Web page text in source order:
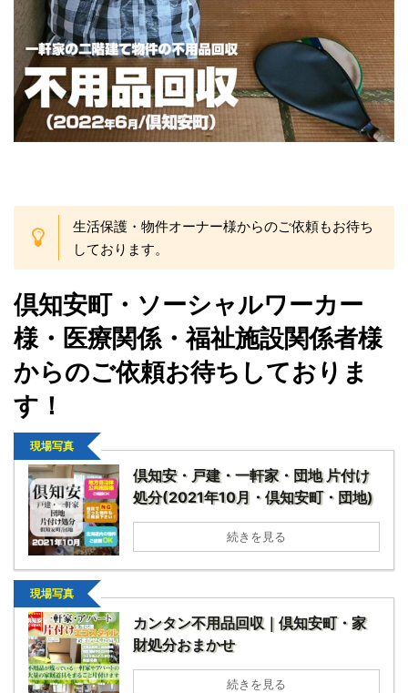
生活保護・物件オーナー様からのご依頼もお待ち
しております。
倶知安町・ソーシャルワーカー
様・医療関係・福祉施設関係者様
からのご依頼お待ちしておりま
す！
現場写真
倶知安・戸建・一軒家・団地 片付け
処分(2021年10月・倶知安町・団地)
続きを見る
現場写真
カンタン不用品回収｜倶知安町・家
財処分おまかせ
続きを見る